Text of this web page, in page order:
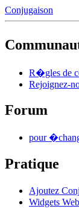
Conjugaison
R�gles de
Rejoignez-
Forum
pour
Pratique
Ajoutez
Widgets